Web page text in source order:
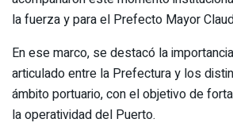
la fuerza y para el Prefecto Mayor
En ese marco, se destacó la
articulado entre la Prefectura y los
ámbito portuario, con el objetivo de
la operatividad del Puerto.